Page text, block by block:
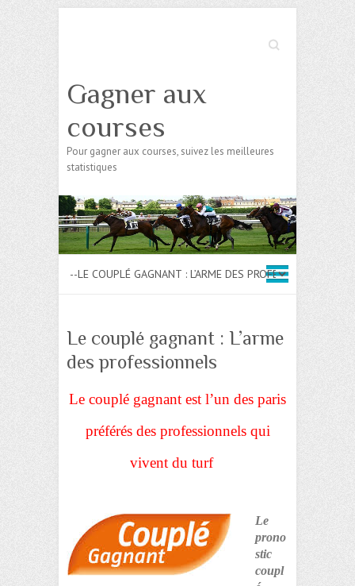
Search
Gagner aux
courses
Pour gagner aux courses, suivez les meilleures
statistiques
Le couplé gagnant : L’arme
des professionnels
Le couplé gagnant est l’un des paris
préférés des professionnels qui
vivent du turf
Le
prono
stic
coupl